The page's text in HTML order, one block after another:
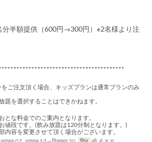
分半額提供（600円→300円）※2名様より注
ご注文頂く場合、キッズプランは通常プランのみ
題を選択することはできかねます。
とな料金でのご案内となります。
値段です。(飲み放題は120分制となります。)
内容を変更させて頂く場合がございます。